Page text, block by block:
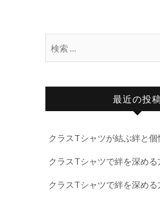
最近の投
クラスTシャツが結ぶ絆と個
クラスTシャツで絆を深める
クラスTシャツで絆を深める